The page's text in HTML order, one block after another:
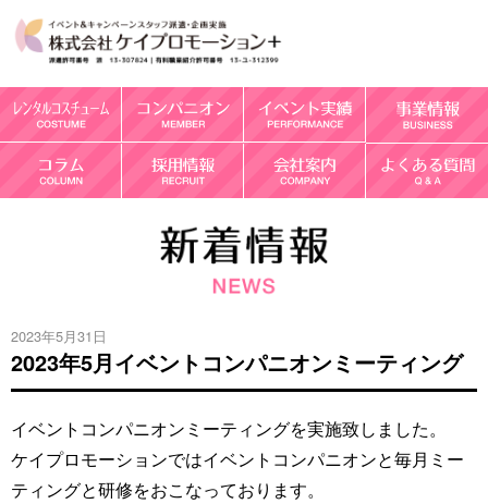
2023年5月31日
2023年5月イベントコンパニオンミーティング
イベントコンパニオンミーティングを実施致しました。
ケイプロモーションではイベントコンパニオンと毎月ミー
ティングと研修をおこなっております。